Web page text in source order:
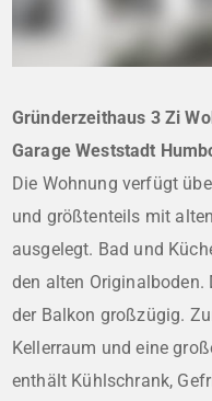
Gründerzeithaus 3 Zi
Garage Weststadt
Die Wohnung verfügt
und größtenteils mit
ausgelegt. Bad und
den alten
der Balkon großzügig.
Kellerraum und eine
enthält Kühlschrank,